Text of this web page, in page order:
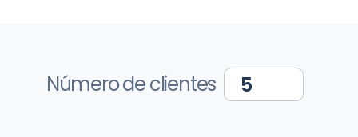
Número de clientes